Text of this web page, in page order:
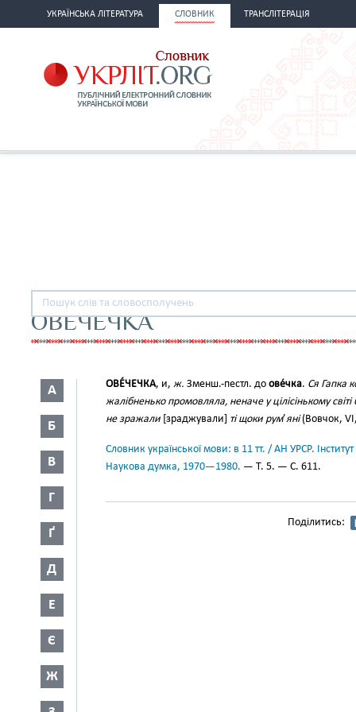
УКРАЇНСЬКА ЛІТЕРАТУРА СЛОВНИК ТРАНСЛІТЕРАЦІЯ
ОВЕЧЕЧКА
А
Б
В
Г
Ґ
Д
Е
Є
Ж
ОВЕ́ЧЕЧКА, и, ж. Зменш.-пестл. до ове́чка. Ся Гапка
жалібненько промовляла, неначе у цілісінькому
не зражали [зраджували] ті щоки рум’яні(Вовчок,
Словник української мови: в 11 тт. / АН УРСР.
Наукова думка, 1970—1980. — Т. 5. — С. 611.
Поділитись: